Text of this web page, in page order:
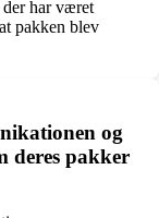
der har været
pakken blev
og
deres pakker